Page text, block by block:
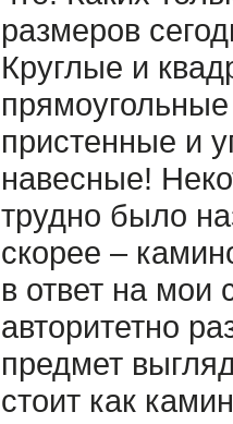
размеров
Круглые и
пристенные и
навесные!
трудно было
скорее –
в ответ на мои
авторитетно
предмет
стоит как